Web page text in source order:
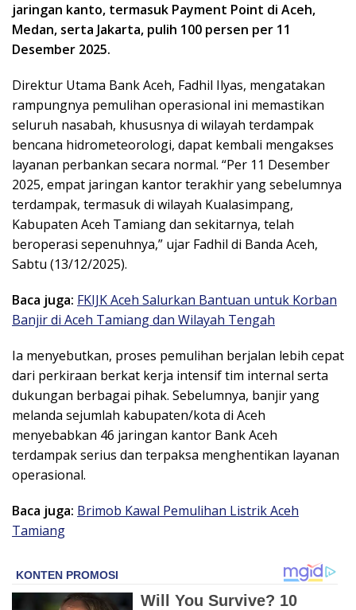
jaringan kanto, termasuk Payment Point di Aceh,
Medan, serta Jakarta, pulih 100 persen per 11
Desember 2025.
Direktur Utama Bank Aceh, Fadhil Ilyas, mengatakan
rampungnya pemulihan operasional ini memastikan
seluruh nasabah, khususnya di wilayah terdampak
bencana hidrometeorologi, dapat kembali mengakses
layanan perbankan secara normal. “Per 11 Desember
2025, empat jaringan kantor terakhir yang sebelumnya
terdampak, termasuk di wilayah Kualasimpang,
Kabupaten Aceh Tamiang dan sekitarnya, telah
beroperasi sepenuhnya,” ujar Fadhil di Banda Aceh,
Sabtu (13/12/2025).
Baca juga: FKIJK Aceh Salurkan Bantuan untuk Korban
Banjir di Aceh Tamiang dan Wilayah Tengah
Ia menyebutkan, proses pemulihan berjalan lebih cepat
dari perkiraan berkat kerja intensif tim internal serta
dukungan berbagai pihak. Sebelumnya, banjir yang
melanda sejumlah kabupaten/kota di Aceh
menyebabkan 46 jaringan kantor Bank Aceh
terdampak serius dan terpaksa menghentikan layanan
operasional.
Baca juga: Brimob Kawal Pemulihan Listrik Aceh
Tamiang